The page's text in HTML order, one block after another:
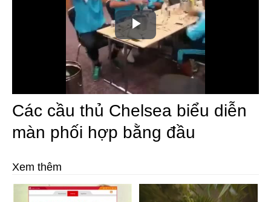
Play
Video
Các cầu thủ Chelsea biểu diễn
màn phối hợp bằng đầu
Xem thêm